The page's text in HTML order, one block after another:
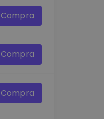
Compra
Compra
Compra